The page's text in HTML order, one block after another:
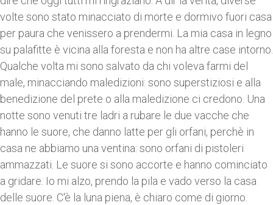
volte sono stato minacciato di morte e dormivo fuori casa
per paura che venissero a prendermi. La mia casa in legno
su palafitte è vicina alla foresta e non ha altre case intorno.
Qualche volta mi sono salvato da chi voleva farmi del
male, minacciando maledizioni: sono superstiziosi e alla
benedizione del prete o alla maledizione ci credono. Una
notte sono venuti tre ladri a rubare le due vacche che
hanno le suore, che danno latte per gli orfani, perchè in
casa ne abbiamo una ventina: sono orfani di pistoleri
ammazzati. Le suore si sono accorte e hanno cominciato
a gridare. Io mi alzo, prendo la pila e vado verso la casa
delle suore. C'è la luna piena, è chiaro come di giorno.